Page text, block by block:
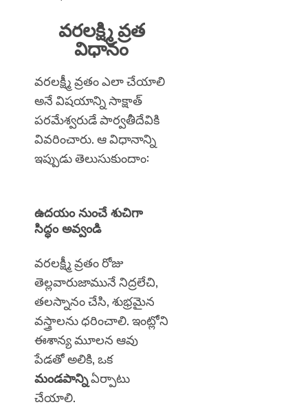
వరలక్ష్మి వ్రత
విధానం
వరలక్ష్మీ వ్రతం ఎలా చేయాలి
అనే విషయాన్ని సాక్షాత్
పరమేశ్వరుడే పార్వతీదేవికి
వివరించారు. ఆ విధానాన్ని
ఇప్పుడు తెలుసుకుందాం:
ఉదయం నుంచే శుచిగా
సిద్ధం అవ్వండి
వరలక్ష్మీ వ్రతం రోజు
తెల్లవారుజామునే నిద్రలేచి,
తలస్నానం చేసి, శుభ్రమైన
వస్త్రాలను ధరించాలి. ఇంట్లోని
ఈశాన్య మూలన ఆవు
పేడతో అలికి, ఒక
మండపాన్నిఏర్పాటు
చేయాలి.